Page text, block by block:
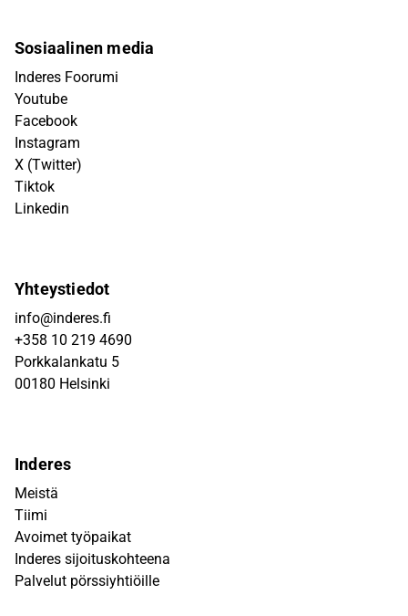
Sosiaalinen media
Inderes Foorumi
Youtube
Facebook
Instagram
X (Twitter)
Tiktok
Linkedin
Yhteystiedot
info@inderes.fi
+358 10 219 4690
Porkkalankatu 5
00180 Helsinki
Inderes
Meistä
Tiimi
Avoimet työpaikat
Inderes sijoituskohteena
Palvelut pörssiyhtiöille